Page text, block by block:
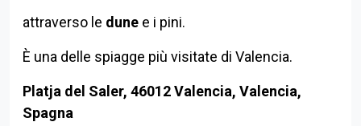
attraverso le dune e i pini.
È una delle spiagge più visitate di Valencia.
Platja del Saler, 46012 Valencia, Valencia,
Spagna